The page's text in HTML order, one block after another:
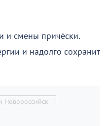
и смены причёски.
и надолго сохранит
Новороссийск